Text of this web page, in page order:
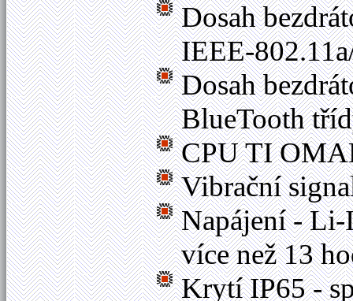
Dosah
IEEE-
Dosah
BlueTooth
CPU TI
Vibrační
Napájení -
více než 13
Krytí IP65 -